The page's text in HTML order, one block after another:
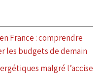
France : comprendre
les budgets de demain
malgré l’accise